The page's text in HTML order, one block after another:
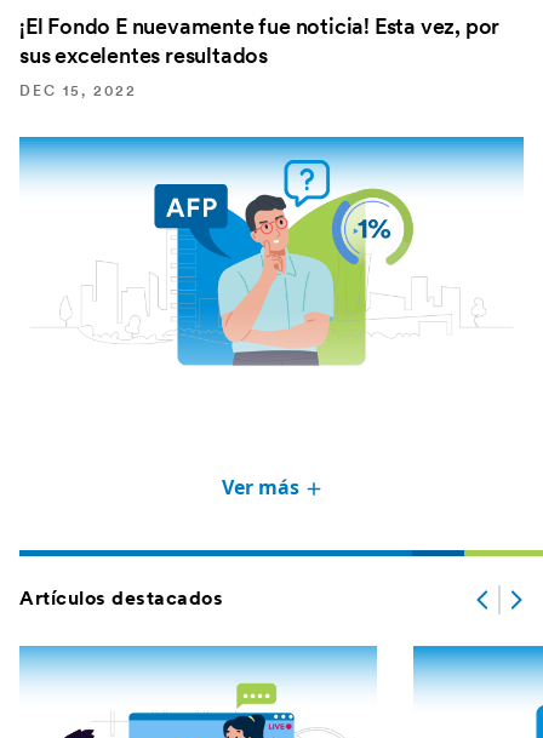
¡El Fondo E nuevamente fue noticia! Esta vez, por
sus excelentes resultados
DEC 15, 2022
Ver más
Artículos destacados